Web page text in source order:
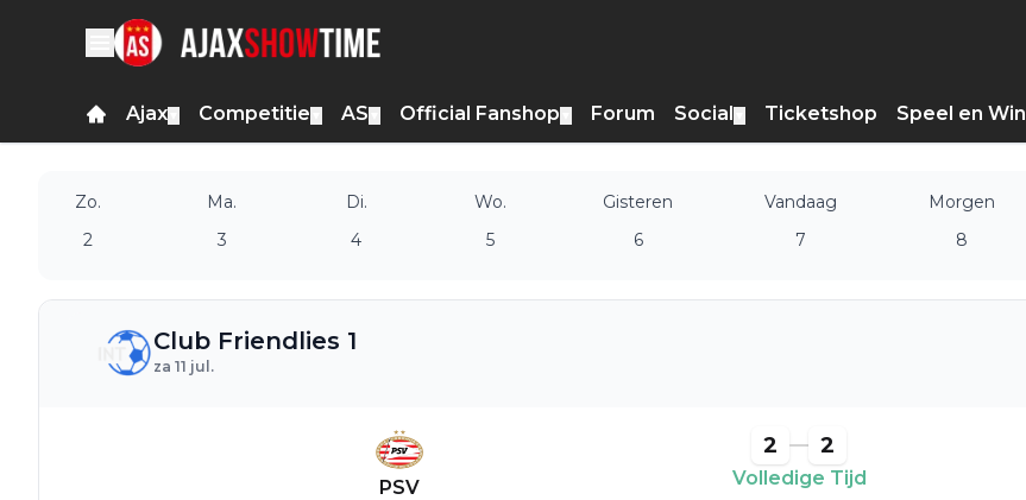
Ajax Competitie AS Official Fanshop Forum Social Ticketshop Speel en Win
Zo.
2
Ma.
3
Di.
4
Wo.
5
Gisteren
6
Vandaag
7
Morgen
8
Club Friendlies 1
za 11 jul.
PSV
2 2
Volledige Tijd